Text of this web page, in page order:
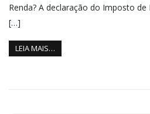
Renda? A declaração do Imposto de
[…]
LEIA MAIS…